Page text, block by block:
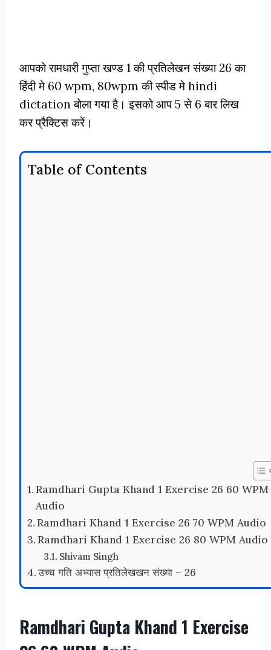
आपको रामधारी गुप्ता खण्ड 1 की प्रतिलेखन संख्या 26 का
हिंदी मे 60 wpm, 80wpm की स्पीड मे hindi
dictation बोला गया है। इसको आप 5 से 6 बार लिख
कर प्रैक्टिस करें।
Table of Contents
Ramdhari Gupta Khand 1 Exercise 26 60 WPM
Audio
Ramdhari Khand 1 Exercise 26 70 WPM Audio
Ramdhari Khand 1 Exercise 26 80 WPM Audio
Shivam Singh
उच्च गति अभ्यास प्रतिलेखखन संख्या – 26
Ramdhari Gupta Khand 1 Exercise